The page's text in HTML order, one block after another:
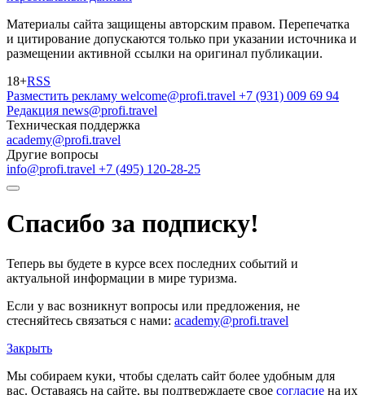
Материалы сайта защищены авторским правом. Перепечатка
и цитирование допускаются только при указании источника и
размещении активной ссылки на оригинал публикации.
18+RSS
Разместить рекламу welcome@profi.travel +7 (931) 009 69 94
Редакция news@profi.travel
Техническая поддержка
academy@profi.travel
Другие вопросы
info@profi.travel +7 (495) 120-28-25
Спасибо за подписку!
Теперь вы будете в курсе всех последних событий и
актуальной информации в мире туризма.
Если у вас возникнут вопросы или предложения, не
стесняйтесь связаться с нами: academy@profi.travel
Закрыть
Мы собираем куки, чтобы сделать сайт более удобным для
вас. Оставаясь на сайте, вы подтверждаете свое согласие на их